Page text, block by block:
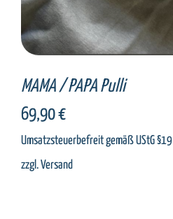
MAMA / PAPA Pulli
69,90€
Umsatzsteuerbefreit gemäß UStG §19
zzgl.Versand